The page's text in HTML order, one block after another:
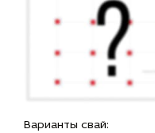
Варианты свай: